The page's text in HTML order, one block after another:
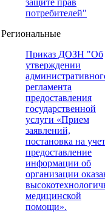
защите прав
потребителей"
Региональные
Приказ ДОЗН "Об
утверждении
регламента
предоставления
государственной
услуги «Прием
заявлений,
постановка на
предоставление
информации об
организации
медицинской
помощи».